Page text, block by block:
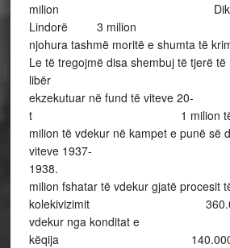
milion Diktatorët e
Lindorë 3 milion
njohura tashmë moritë e shumta të
Le të tregojmë disa shembuj të tjerë
libër 1
ekzekutuar në fund të viteve 20-
t 1 milion të
milion të vdekur në kampet e punë së
viteve 1937-
milion fshatar të vdekur gjatë procesit
kolekivizimit 360.000
vdekur nga konditat e
këqija 140.000